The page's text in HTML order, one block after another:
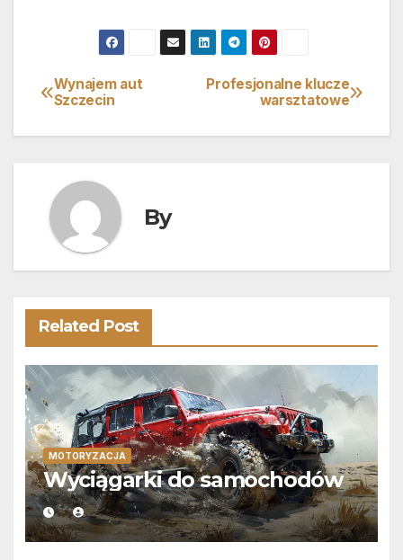
Nawigacja
wpisu
Profesjonalne klucze
warsztatowe
Wynajem aut
Szczecin
By
Related Post
MOTORYZACJA
Wyciągarki do samochodów